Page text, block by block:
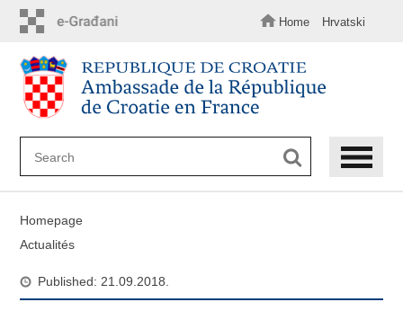
content
Home Hrvatski
Homepage
Actualités
Published: 21.09.2018.